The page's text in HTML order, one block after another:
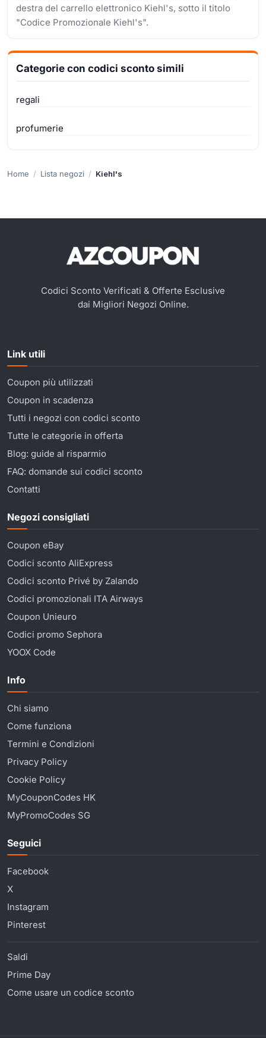
destra del carrello elettronico Kiehl's, sotto il titolo
"Codice Promozionale Kiehl's".
Categorie con codici sconto simili
regali
profumerie
Home Lista negozi Kiehl's
Codici Sconto Verificati & Offerte Esclusive
dai Migliori Negozi Online.
Link utili
Coupon più utilizzati
Coupon in scadenza
Tutti i negozi con codici sconto
Tutte le categorie in offerta
Blog: guide al risparmio
FAQ: domande sui codici sconto
Contatti
Negozi consigliati
Coupon eBay
Codici sconto AliExpress
Codici sconto Privé by Zalando
Codici promozionali ITA Airways
Coupon Unieuro
Codici promo Sephora
YOOX Code
Info
Chi siamo
Come funziona
Termini e Condizioni
Privacy Policy
Cookie Policy
MyCouponCodes HK
MyPromoCodes SG
Seguici
Facebook
X
Instagram
Pinterest
Saldi
Prime Day
Come usare un codice sconto